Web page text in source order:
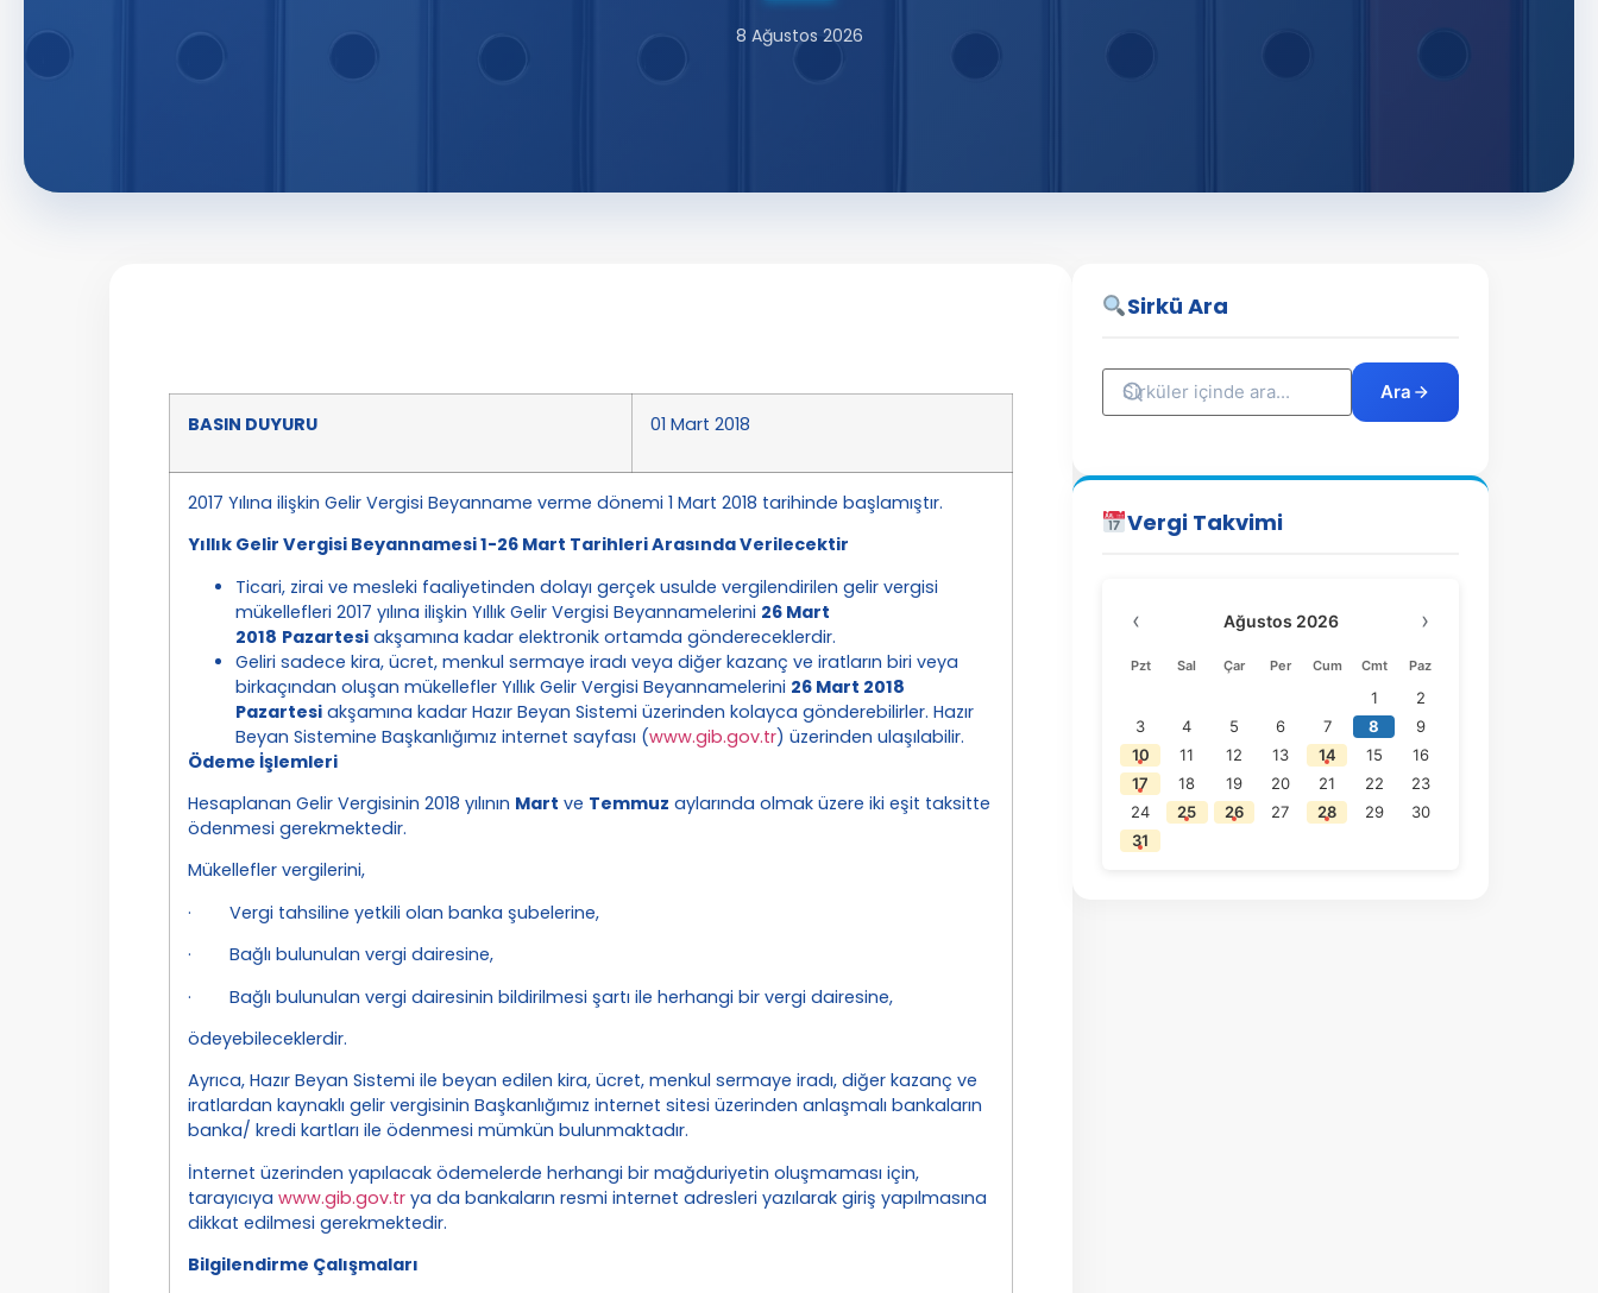
8 Ağustos 2026
BASIN DUYURU 01 Mart 2018
2017 Yılına ilişkin Gelir Vergisi Beyanname verme dönemi 1 Mart 2018 tarihinde başlamıştır.
Yıllık Gelir Vergisi Beyannamesi 1-26 Mart Tarihleri Arasında Verilecektir
Ticari, zirai ve mesleki faaliyetinden dolayı gerçek usulde vergilendirilen gelir vergisi
mükellefleri 2017 yılına ilişkin Yıllık Gelir Vergisi Beyannamelerini 26 Mart
2018 Pazartesi akşamına kadar elektronik ortamda göndereceklerdir.
Geliri sadece kira, ücret, menkul sermaye iradı veya diğer kazanç ve iratların biri veya
birkaçından oluşan mükellefler Yıllık Gelir Vergisi Beyannamelerini 26 Mart 2018
Pazartesi akşamına kadar Hazır Beyan Sistemi üzerinden kolayca gönderebilirler. Hazır
Beyan Sistemine Başkanlığımız internet sayfası (www.gib.gov.tr) üzerinden ulaşılabilir.
Ödeme İşlemleri
Hesaplanan Gelir Vergisinin 2018 yılının Mart ve Temmuz aylarında olmak üzere iki eşit taksitte
ödenmesi gerekmektedir.
Mükellefler vergilerini,
· Vergi tahsiline yetkili olan banka şubelerine,
· Bağlı bulunulan vergi dairesine,
· Bağlı bulunulan vergi dairesinin bildirilmesi şartı ile herhangi bir vergi dairesine,
ödeyebileceklerdir.
Ayrıca, Hazır Beyan Sistemi ile beyan edilen kira, ücret, menkul sermaye iradı, diğer kazanç ve
iratlardan kaynaklı gelir vergisinin Başkanlığımız internet sitesi üzerinden anlaşmalı bankaların
banka/ kredi kartları ile ödenmesi mümkün bulunmaktadır.
İnternet üzerinden yapılacak ödemelerde herhangi bir mağduriyetin oluşmaması için,
tarayıcıya www.gib.gov.tr ya da bankaların resmi internet adresleri yazılarak giriş yapılmasına
dikkat edilmesi gerekmektedir.
Bilgilendirme Çalışmaları
Sirkü Ara
Ara
Vergi Takvimi
‹ Ağustos 2026 ›
Pzt Sal Çar Per Cum Cmt Paz
1
2
3
4 5 6 7 8
9
10
11 12 13 14 15
16
17
18 19 20 21 22
23
24
25 26 27 28 29
30
31